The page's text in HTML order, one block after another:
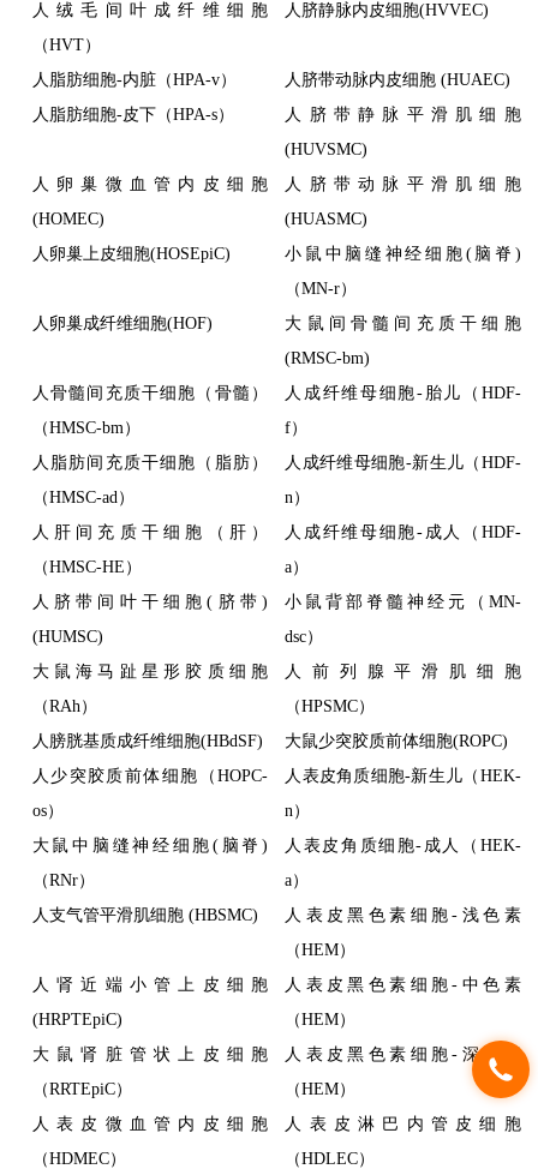
人绒毛间叶成纤维细胞
（HVT）
人脐静脉内皮细胞(HVVEC)
人脂肪细胞-内脏（HPA-v）
人脐带动脉内皮细胞 (HUAEC)
人脂肪细胞-皮下（HPA-s）
人脐带静脉平滑肌细胞
(HUVSMC)
人卵巢微血管内皮细胞
(HOMEC)
人脐带动脉平滑肌细胞
(HUASMC)
人卵巢上皮细胞(HOSEpiC)
小鼠中脑缝神经细胞(脑脊)
（MN-r）
人卵巢成纤维细胞(HOF)
大鼠间骨髓间充质干细胞
(RMSC-bm)
人骨髓间充质干细胞（骨髓）
（HMSC-bm）
人成纤维母细胞-胎儿（HDF-
f）
人脂肪间充质干细胞（脂肪）
（HMSC-ad）
人成纤维母细胞-新生儿（HDF-
n）
人肝间充质干细胞（肝）
（HMSC-HE）
人成纤维母细胞-成人（HDF-
a）
人脐带间叶干细胞(脐带)
(HUMSC)
小鼠背部脊髓神经元（MN-
dsc）
大鼠海马趾星形胶质细胞
（RAh）
人前列腺平滑肌细胞
（HPSMC）
人膀胱基质成纤维细胞(HBdSF)
大鼠少突胶质前体细胞(ROPC)
人少突胶质前体细胞（HOPC-
os）
人表皮角质细胞-新生儿（HEK-
n）
大鼠中脑缝神经细胞(脑脊)
（RNr）
人表皮角质细胞-成人（HEK-
a）
人支气管平滑肌细胞 (HBSMC)
人表皮黑色素细胞-浅色素
（HEM）
人肾近端小管上皮细胞
(HRPTEpiC)
人表皮黑色素细胞-中色素
（HEM）
大鼠肾脏管状上皮细胞
（RRTEpiC）
人表皮黑色素细胞-深色素
（HEM）
人表皮微血管内皮细胞
（HDMEC）
人表皮淋巴内管皮细胞
（HDLEC）